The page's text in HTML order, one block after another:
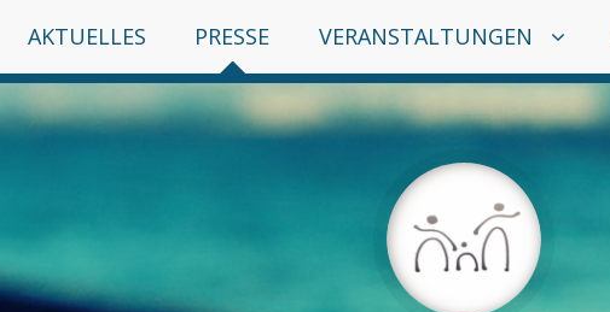
AKTUELLES PRESSE VERANSTALTUNGEN